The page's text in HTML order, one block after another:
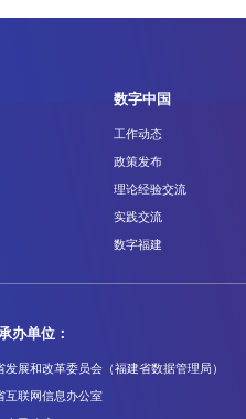
数字中国
工作动态
政策发布
理论经验交流
实践交流
数字福建
办单位：
发展和改革委员会（福建省数据管理局）
互联网信息办公室